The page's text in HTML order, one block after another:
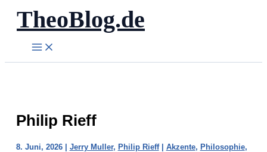
Zum
Inhalt
springen
TheoBlog.de
Philip Rieff
8. Juni, 2026 | Jerry Muller, Philip Rieff| Akzente, Philosophie,